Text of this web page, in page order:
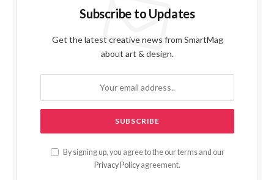
Subscribe to Updates
Get the latest creative news from SmartMag
about art & design.
By signing up, you agree to the our terms and our
Privacy Policy agreement.